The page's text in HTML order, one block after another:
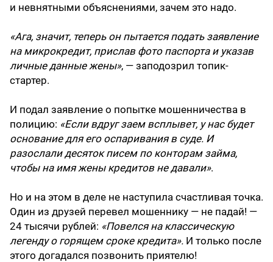
и невнятными объяснениями, зачем это надо.
«Ага, значит, теперь он пытается подать заявление
на микрокредит, прислав фото паспорта и указав
личные данные жены», — заподозрил топик-
стартер.
И подал заявление о попытке мошенничества в
полицию: «Если вдруг заем всплывет, у нас будет
основание для его оспаривания в суде. И
разослали десяток писем по конторам займа,
чтобы на имя жены кредитов не давали».
Но и на этом в деле не наступила счастливая точка.
Один из друзей перевел мошеннику — не падай! —
24 тысячи рублей: «Повелся на классическую
легенду о горящем сроке кредита». И только после
этого догадался позвонить приятелю!